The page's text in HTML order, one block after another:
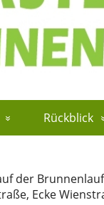
Rückblick
der
Ecke